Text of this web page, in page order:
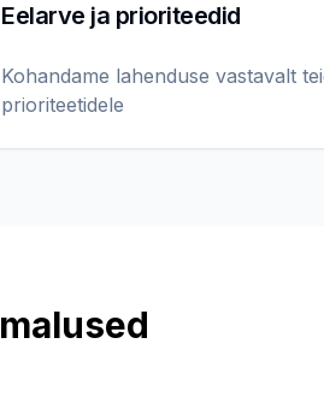
Eelarve ja prioriteedid
Kohandame lahenduse vastavalt
prioriteetidele